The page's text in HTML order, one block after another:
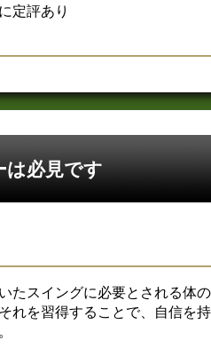
定評あり
は必見です
たスイングに必要とされる体
れを習得することで、自信を